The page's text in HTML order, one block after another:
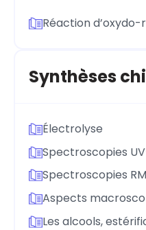
Réaction
Synthèses
Électrolyse
Spectroscopies
Spectroscopies
Aspects
Les alcools,